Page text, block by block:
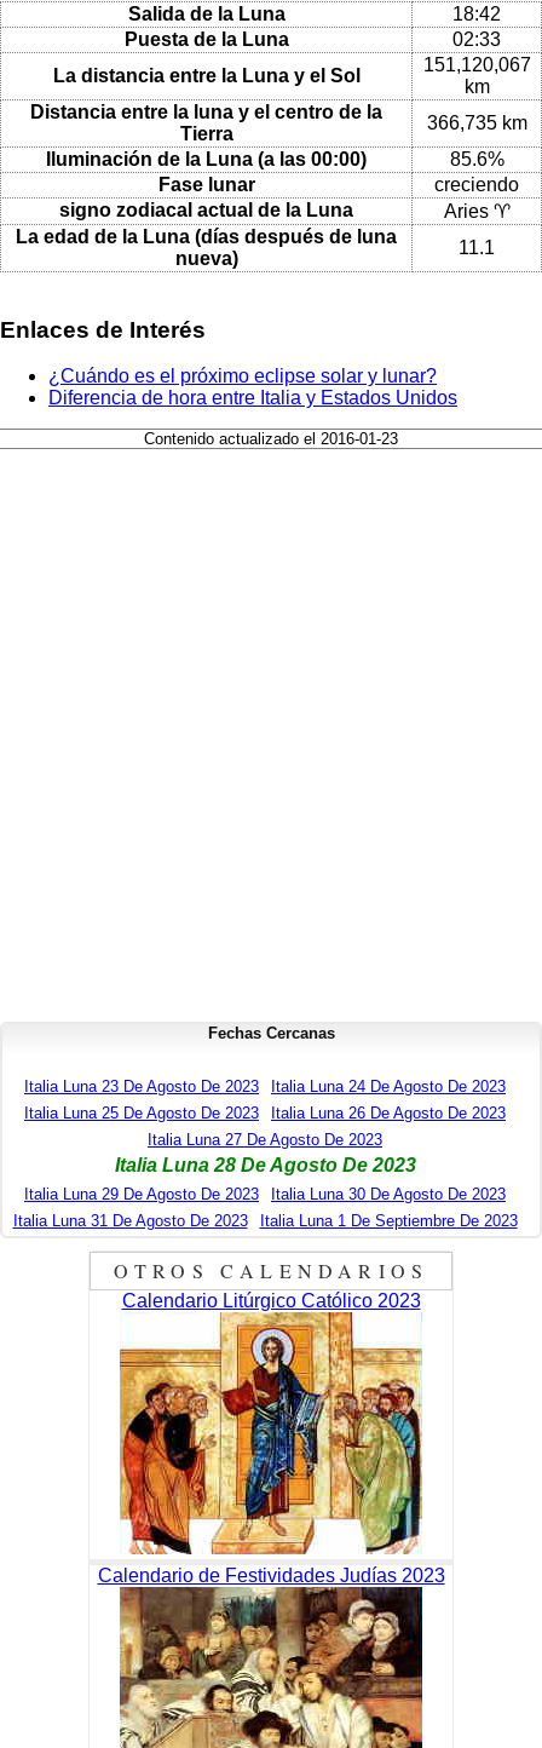
Salida de la Luna
18:42
Puesta de la Luna
02:33
La distancia entre la Luna y el Sol
151,120,067
km
Distancia entre la luna y el centro de la
Tierra
366,735 km
Iluminación de la Luna (a las 00:00)
85.6%
Fase lunar
creciendo
signo zodiacal actual de la Luna
Aries ♈
La edad de la Luna (días después de luna
nueva)
11.1
Enlaces de Interés
¿Cuándo es el próximo eclipse solar y lunar?
Diferencia de hora entre Italia y Estados Unidos
Contenido actualizado el 2016-01-23
Fechas Cercanas
Italia Luna 23 De Agosto De 2023
Italia Luna 24 De Agosto De 2023
Italia Luna 25 De Agosto De 2023
Italia Luna 26 De Agosto De 2023
Italia Luna 27 De Agosto De 2023
Italia Luna 28 De Agosto De 2023
Italia Luna 29 De Agosto De 2023
Italia Luna 30 De Agosto De 2023
Italia Luna 31 De Agosto De 2023
Italia Luna 1 De Septiembre De 2023
OTROS CALENDARIOS
Calendario Litúrgico Católico 2023
Calendario de Festividades Judías 2023